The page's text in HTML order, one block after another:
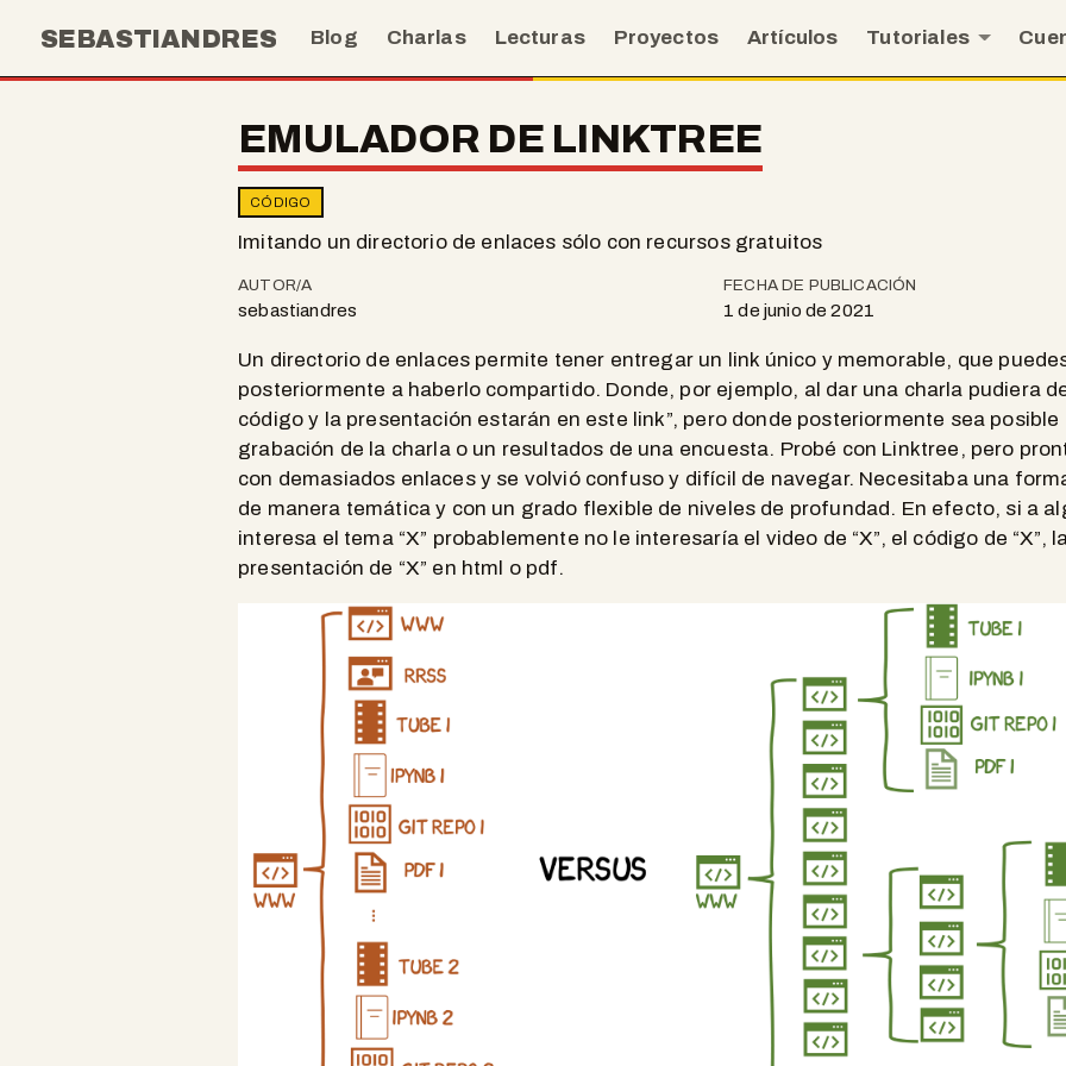
SEBASTIANDRES Blog Charlas Lecturas Proyectos Artículos Tutoriales
EMULADOR DE LINKTREE
CÓDIGO
Imitando un directorio de enlaces sólo con recursos gratuitos
AUTOR/A
sebastiandres
FECHA DE PUBLICACIÓN
1 de junio de 2021
Un directorio de enlaces permite tener entregar un link único y memorable, que
posteriormente a haberlo compartido. Donde, por ejemplo, al dar una charla pudiera
código y la presentación estarán en este link”, pero donde posteriormente sea
grabación de la charla o un resultados de una encuesta. Probé con Linktree, pero
con demasiados enlaces y se volvió confuso y difícil de navegar. Necesitaba una
de manera temática y con un grado flexible de niveles de profundad. En efecto, si a
interesa el tema “X” probablemente no le interesaría el video de “X”, el código de “X”,
presentación de “X” en html o pdf.